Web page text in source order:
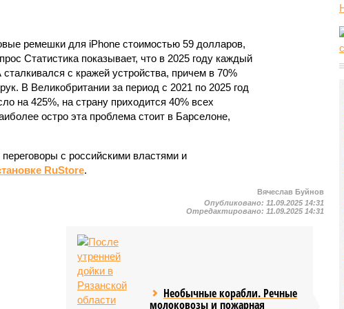
ремешки для iPhone стоимостью 59 долларов,
Статистика показывает, что в 2025 году каждый
с кражей устройства, причем в 70%
В Великобритании за период с 2021 по 2025 год
на 425%, на страну приходится 40% всех
остро эта проблема стоит в Барселоне,
с российскими властями и
RuStore.
Вячеслав Буйнов
Опубликовано: 11.09.2025 14:31
Отредактировано: 11.09.2025 14:31
Необычные корабли. Речные
молоковозы и пожарная